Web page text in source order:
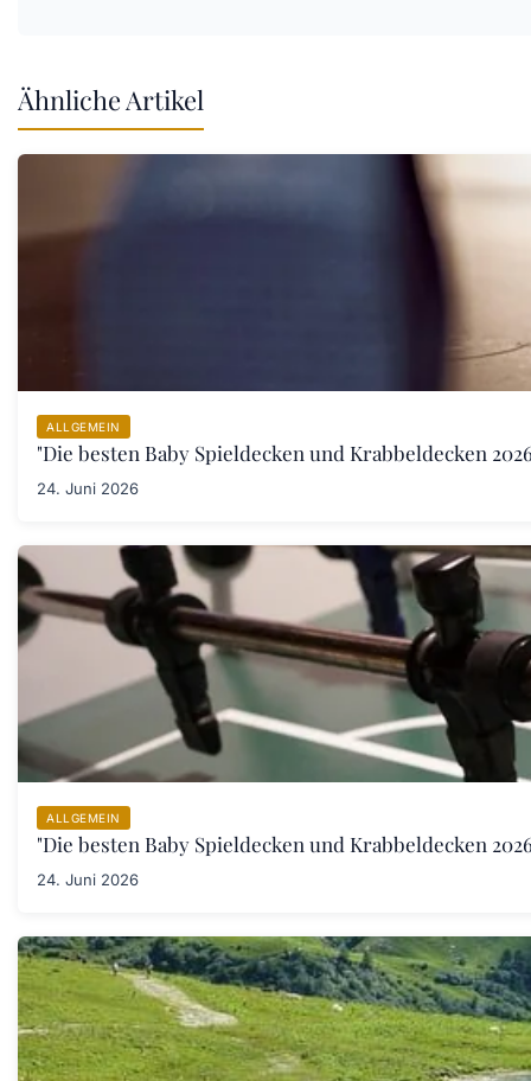
Ähnliche Artikel
ALLGEMEIN
"Die besten Baby Spieldecken und Krabbeldecken
24. Juni 2026
ALLGEMEIN
"Die besten Baby Spieldecken und Krabbeldecken
24. Juni 2026